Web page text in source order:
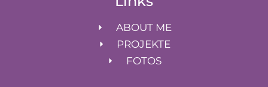
ABOUT ME
PROJEKTE
FOTOS